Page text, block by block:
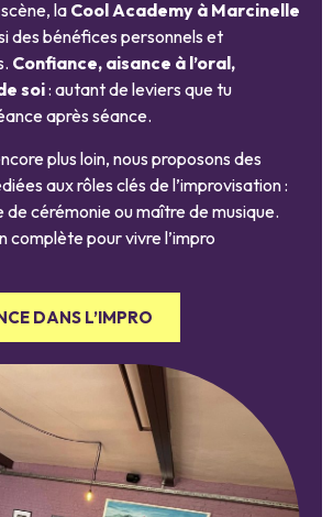
la Cool Academy à Marcinelle
des bénéfices personnels et
Confiance, aisance à l’oral,
soi: autant de leviers que tu
après séance.
plus loin, nous proposons des
aux rôles clés de l’improvisation :
cérémonie ou maître de musique.
complète pour vivre l’impro
DANS L’IMPRO